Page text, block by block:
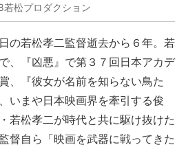
松プロダクション
の若松孝二監督逝去から６年。若
、『凶悪』で第３７回日本アカデ
、『彼女が名前を知らない鳥た
いまや日本映画界を牽引する俊
若松孝二が時代と共に駆け抜けた
督自ら「映画を武器に戦ってきた